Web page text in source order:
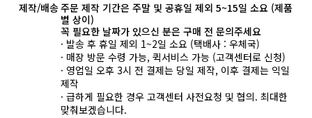
제작/배송주문 제작 기간은 주말 및 공휴일 제외 5~15일 소요 (제품
별 상이)
꼭 필요한 날짜가 있으신 분은 구매 전 문의주세요
· 발송 후 휴일 제외 1~2일 소요 (택배사 : 우체국)
· 매장 방문 수령 가능, 퀵서비스 가능 (고객센터로 신청)
· 영업일 오후 3시 전 결제는 당일 제작, 이후 결제는 익일
제작
· 급하게 필요한 경우 고객센터 사전요청 및 협의. 최대한
맞춰보겠습니다.